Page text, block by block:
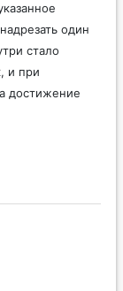
один
стало
и при
достижение